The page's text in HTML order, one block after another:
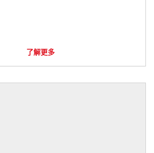
了解更多